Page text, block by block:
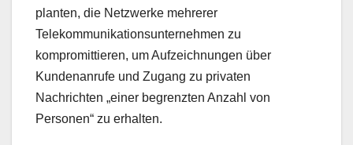
planten, die Netzwerke mehrerer
Telekommunikationsunternehmen zu
kompromittieren, um Aufzeichnungen über
Kundenanrufe und Zugang zu privaten
Nachrichten „einer begrenzten Anzahl von
Personen“ zu erhalten.